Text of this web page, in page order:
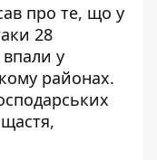
про те, що у
28
у
районах.